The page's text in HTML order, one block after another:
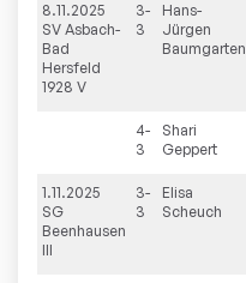
8.11.2025
SV Asbach-
Bad
Hersfeld
1928 V
3-
3
Hans-
Jürgen
Baumgarten
4-
3
Shari
Geppert
1.11.2025
SG
Beenhausen
III
3-
3
Elisa
Scheuch